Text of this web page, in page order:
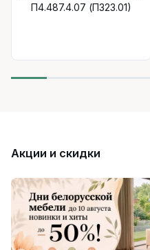
П4.487.4.07 (П323.01)
Акции и скидки